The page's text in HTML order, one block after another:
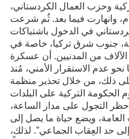
وحزب العمال الكردستاني،
وانهارت فيما بعد. ثُم شرعت
في الدخول باشتباكات
جنوب شرق تركيا، خاصة في
من المدنيين. أن عسكرة
نحو عدم الاستقرار الأمني، مُنذ
ذلك، من خلال تحذير منظمة
الحكومة التركية على البلدات
حظر التجول على مدار الساعة،
ويضع حياة ما يصل إلى
إلى حد العِقاب الجماعي”. لذلك،